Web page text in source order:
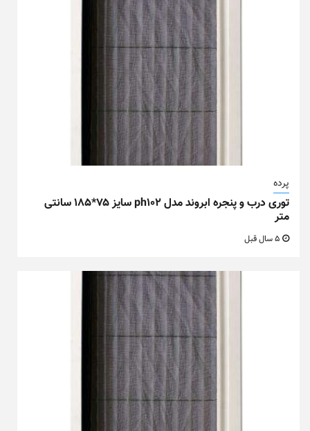
پرده
توری درب و پنجره ابروند مدل ph102 سایز ۷۵*۱۸۵ سانتی
متر